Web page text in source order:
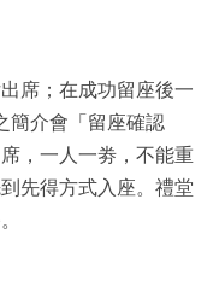
席；在成功留座後一
簡介會「留座確認
，一人一劵，不能重
先得方式入座。禮堂